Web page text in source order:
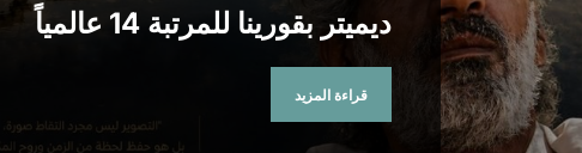
ديميتر بقورينا للمرتبة 14 عالمياً
قراءة المزيد